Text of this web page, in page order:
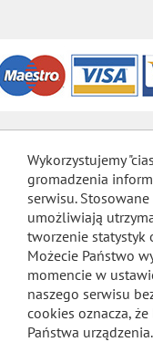
Wykorzystujemy
gromadzenia
serwisu.
umożliwiają
tworzenie statystyk
Możecie Państwo
momencie w
naszego serwisu
cookies oznacza,
Państwa urządzenia.